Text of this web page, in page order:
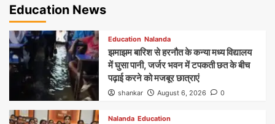
Education News
Education Nalanda
झमाझम बारिश से हरनौत के कन्या मध्य विद्यालय
में घुसा पानी, जर्जर भवन में टपकती छत के बीच
पढ़ाई करने को मजबूर छात्राएं
shankar August 6, 2026 0
Nalanda Education